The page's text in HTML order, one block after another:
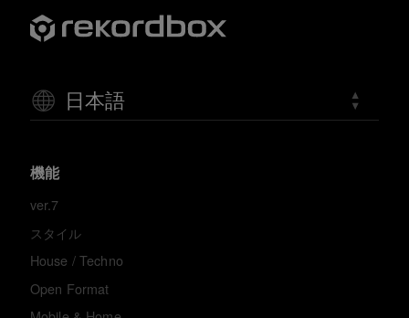
日本語
機能
ver.7
スタイル
House / Techno
Open Format